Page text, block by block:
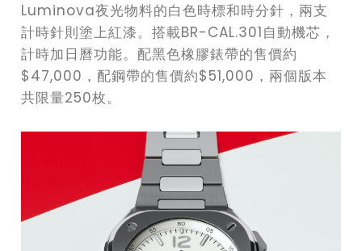
Luminova夜光物料的白色時標和時分針，兩支
計時針則塗上紅漆。搭載BR-CAL.301自動機芯，
計時加日曆功能。配黑色橡膠錶帶的售價約
$47,000，配鋼帶的售價約$51,000，兩個版本
共限量250枚。